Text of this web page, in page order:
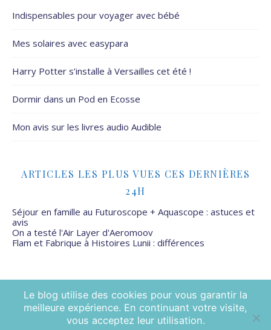
Indispensables pour voyager avec bébé
Mes solaires avec easypara
Harry Potter s’installe à Versailles cet été !
Dormir dans un Pod en Ecosse
Mon avis sur les livres audio Audible
ARTICLES LES PLUS VUES CES DERNIÈRES
24H
Séjour en famille au Futuroscope + Aquascope : astuces et
avis
On a testé l'Air Layer d'Aeromoov
Flam et Fabrique à Histoires Lunii : différences
Mamans Mais Pas Que - 2026 ©
Le blog utilise des cookies pour vous garantir la
meilleure expérience. En continuant votre visite,
vous acceptez leur utilisation.